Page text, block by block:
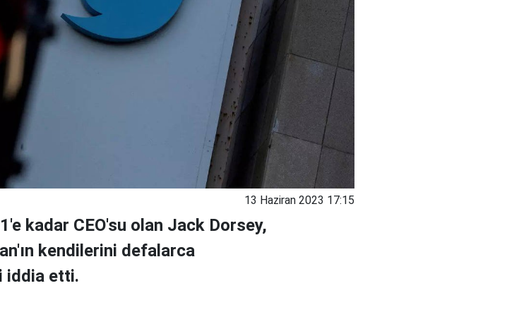
13 Haziran 2023 17:15
kadar CEO'su olan Jack Dorsey,
kendilerini defalarca
iddia etti.